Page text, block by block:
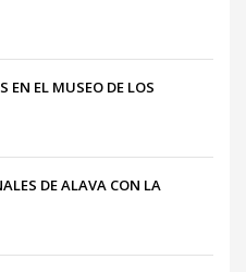
EN EL MUSEO DE LOS
DE ALAVA CON LA